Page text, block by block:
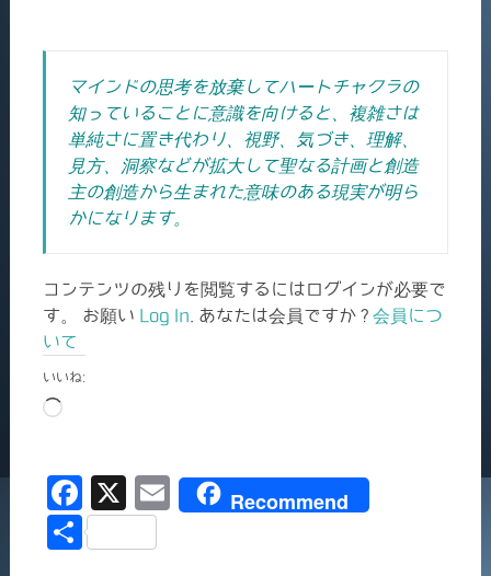
マインドの思考を放棄してハートチャクラの
知っていることに意識を向けると、複雑さは
単純さに置き代わり、視野、気づき、理解、
見方、洞察などが拡大して聖なる計画と創造
主の創造から生まれた意味のある現実が明ら
かになります。
コンテンツの残りを閲覧するにはログインが必要で
す。 お願い Log In . あなたは会員ですか ? 会員につ
いて
いいね:
読
み
中…
F
a
X
E
Recommend
共